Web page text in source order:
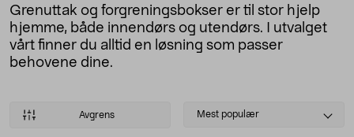
Grenuttak og forgreningsbokser er til stor hjelp
hjemme, både innendørs og utendørs. I utvalget
vårt finner du alltid en løsning som passer
behovene dine.
Avgrens
Select
Mest populær